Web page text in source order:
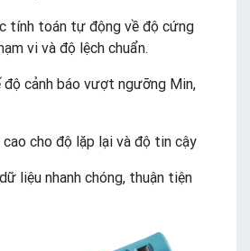
tính toán tự động về độ cứng
vi và độ lệch chuẩn.
cảnh báo vượt ngưỡng Min,
cao cho độ lặp lại và độ tin cậy
liệu nhanh chóng, thuận tiện